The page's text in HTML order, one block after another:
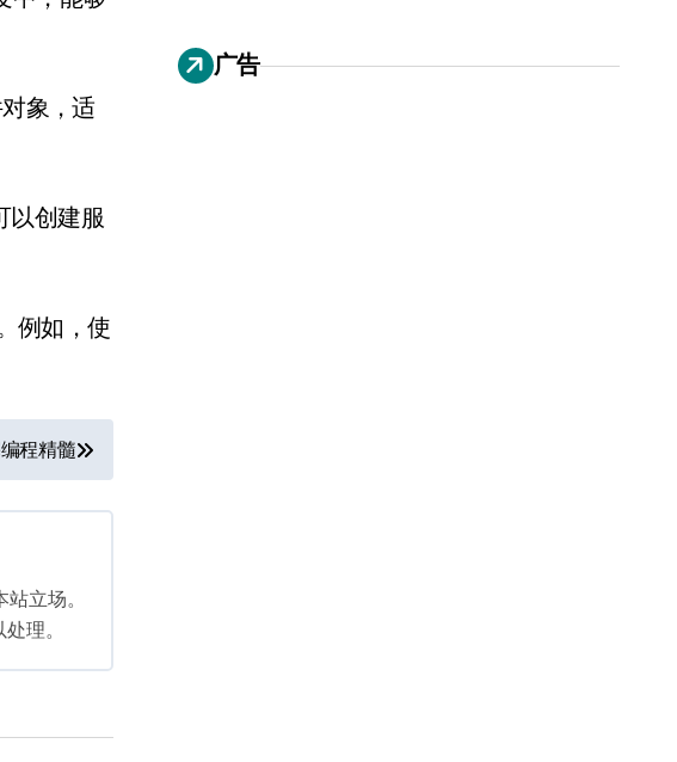
象，适
以创建服
例如，使
程精髓
立场。
理。
广告